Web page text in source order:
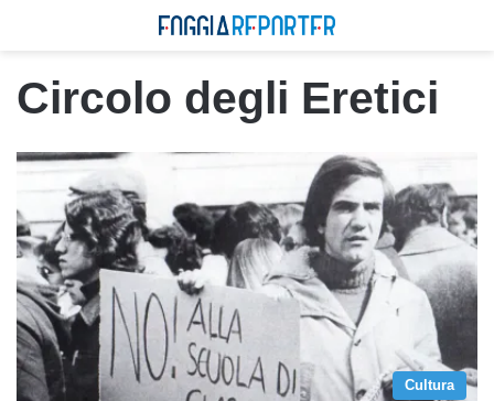
Circolo degli Eretici
Cultura